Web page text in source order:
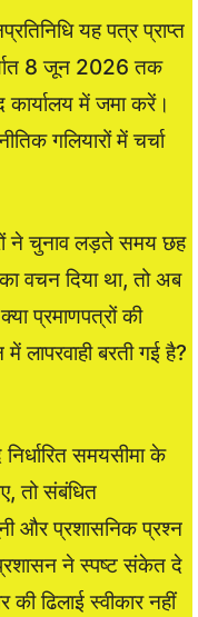
यह पत्र प्राप्त
8 जून 2026 तक
कार्यालय में जमा करें।
गलियारों में चर्चा
ने चुनाव लड़ते समय छह
वचन दिया था, तो अब
प्रमाणपत्रों की
लापरवाही बरती गई है?
समयसीमा के
तो संबंधित
और प्रशासनिक प्रश्न
ने स्पष्ट संकेत दे
ढिलाई स्वीकार नहीं